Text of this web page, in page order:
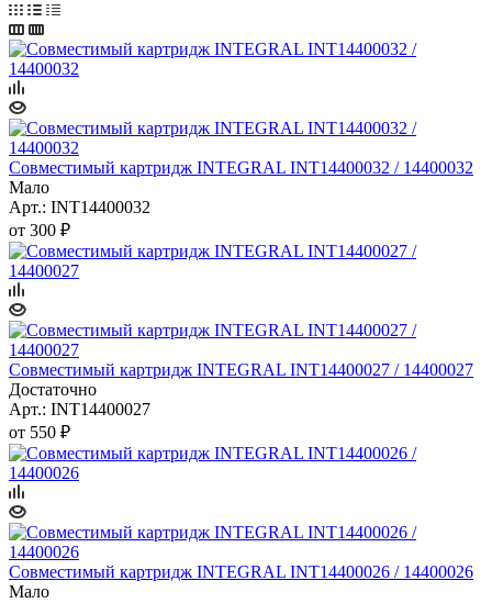
Совместимый картридж INTEGRAL INT14400032 / 14400032
Мало
Арт.: INT14400032
от 300 ₽
Совместимый картридж INTEGRAL INT14400027 / 14400027
Достаточно
Арт.: INT14400027
от 550 ₽
Совместимый картридж INTEGRAL INT14400026 / 14400026
Мало